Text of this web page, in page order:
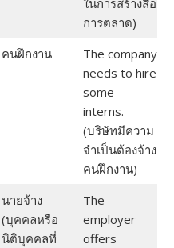
ในการสร้างสื่อ
การตลาด)
คนฝึกงาน
The company
needs to hire
some
interns.
(บริษัทมีความ
จำเป็นต้องจ้าง
คนฝึกงาน)
นายจ้าง
(บุคคลหรือ
นิติบุคคลที่
The
employer
offers